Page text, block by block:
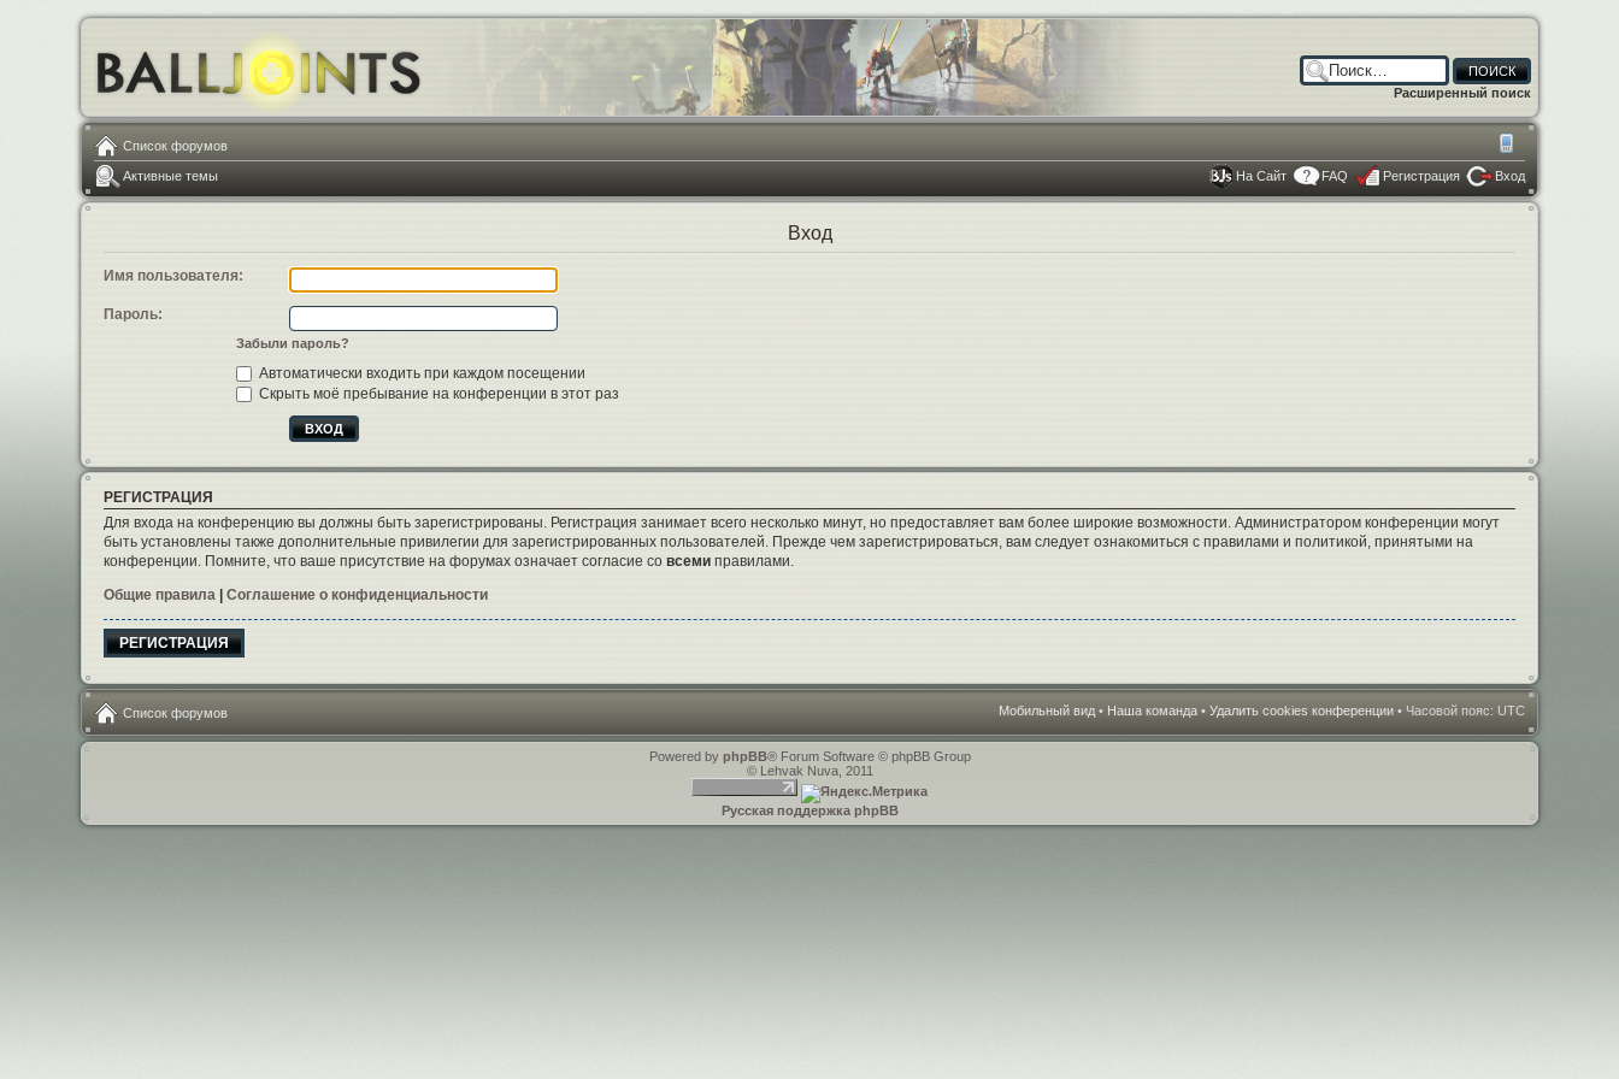
Расширенный поиск
Список форумов
Активные темы На Сайт FAQ Регистрация Вход
Вход
Имя пользователя:
Пароль:
Забыли пароль?
Автоматически входить при каждом посещении
Скрыть моё пребывание на конференции в этот раз
РЕГИСТРАЦИЯ
Для входа на конференцию вы должны быть зарегистрированы. Регистрация занимает всего несколько минут, но предоставляет вам более широкие возможности. Администратором конференции могут
быть установлены также дополнительные привилегии для зарегистрированных пользователей. Прежде чем зарегистрироваться, вам следует ознакомиться с правилами и политикой, принятыми на
конференции. Помните, что ваше присутствие на форумах означает согласие совсеми правилами.
Общие правила |Соглашение о конфиденциальности
РЕГИСТРАЦИЯ
Список форумов Мобильный вид• Наша команда• Удалить cookies конференции• Часовой пояс: UTC
Powered by phpBB® Forum Software © phpBB Group
© Lehvak Nuva, 2011
Русская поддержка phpBB